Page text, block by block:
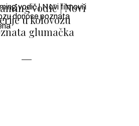
vodič | Novi
u kolovozu
glumačka